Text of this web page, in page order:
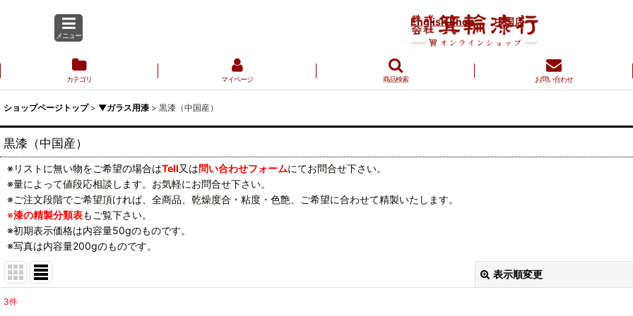
English Shop 中国店
メニュー
カテゴリ マイページ 商品検索 お問い合わせ
ショップページトップ > ▼ガラス用漆 > 黒漆（中国産）
黒漆（中国産）
※リストに無い物をご希望の場合はTell又は問い合わせフォームにてお問合せ下さい。
※量によって値段応相談します。お気軽にお問合せ下さい。
※ご注文段階でご希望頂ければ、全商品、乾燥度合・粘度・色艶、ご希望に合わせて精製いたします。
※漆の精製分類表もご覧下さい。
※初期表示価格は内容量50gのものです。
※写真は内容量200gのものです。
表示順変更
3件